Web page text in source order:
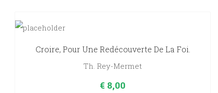
Croire, Pour Une Redécouverte De La Foi.
Th. Rey-Mermet
€ 8,00